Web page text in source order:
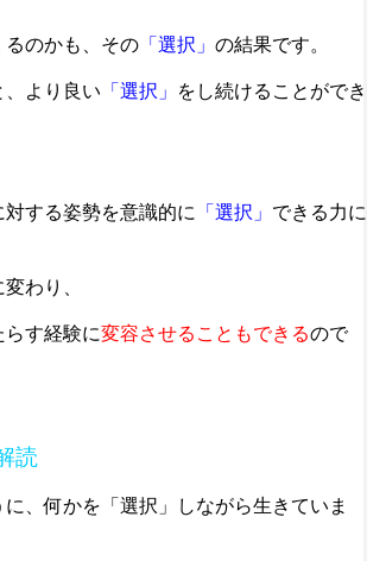
るのかも、その 「選択」 の結果です。
、より良い 「選択」
をし続けることができ
する姿勢を意識的に 「選択」 できる力に
わり、
す経験に変容させることもできるので
読
、何かを「選択」しながら生きていま